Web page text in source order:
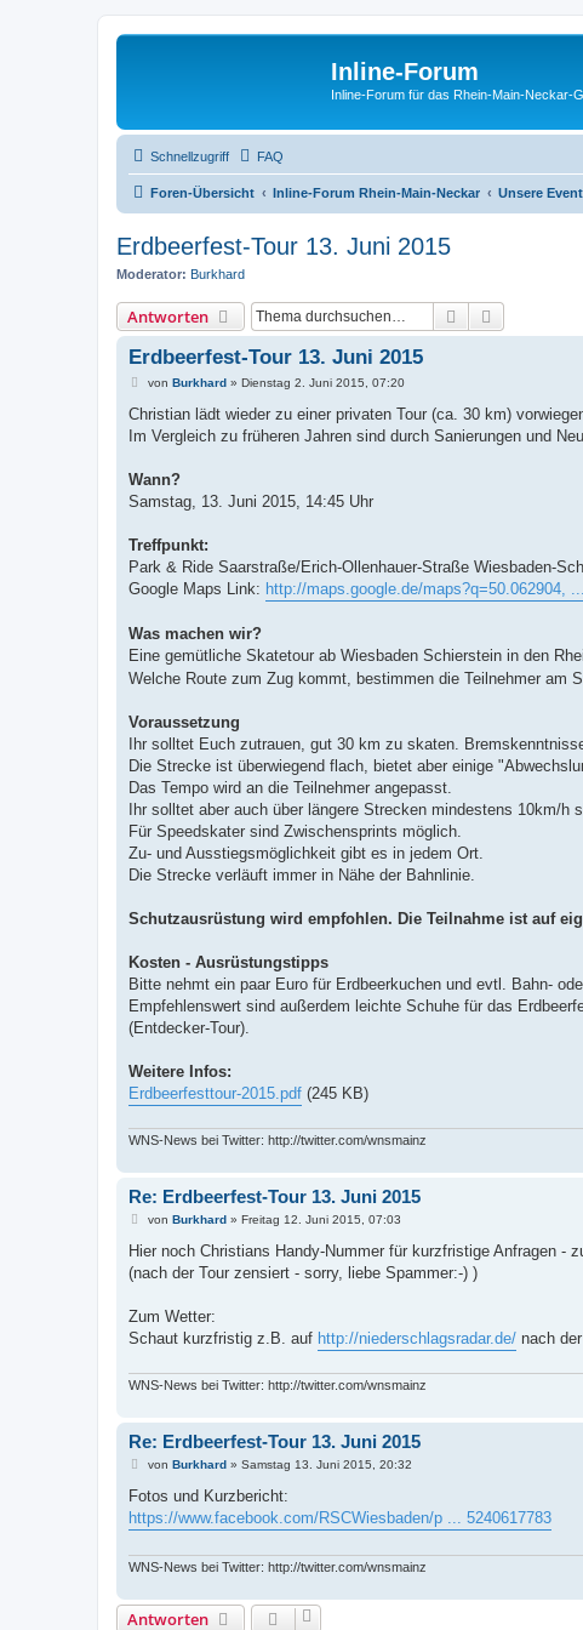
Inline-Forum
Inline-Forum für das Rhein-Main-Neckar-
Schnellzugriff FAQ
Foren-Übersicht Inline-Forum Rhein-Main-Neckar Unsere
Erdbeerfest-Tour 13. Juni 2015
Moderator: Burkhard
Antworten Suche
Erdbeerfest-Tour 13. Juni 2015
B
i
r
von Burkhard» Dienstag 2. Juni 2015, 07:20
Christian lädt wieder zu einer privaten Tour (ca. 30 km)
Im Vergleich zu früheren Jahren sind durch Sanierungen und
Wann?
Samstag, 13. Juni 2015, 14:45 Uhr
Treffpunkt:
Park & Ride Saarstraße/Erich-Ollenhauer-Straße Wiesbaden-
Google Maps Link: http://maps.google.de/maps?q=50.062904,
Was machen wir?
Eine gemütliche Skatetour ab Wiesbaden Schierstein in den
Welche Route zum Zug kommt, bestimmen die Teilnehmer am
Voraussetzung
Ihr solltet Euch zutrauen, gut 30 km zu skaten.
Die Strecke ist überwiegend flach, bietet aber einige
Das Tempo wird an die Teilnehmer angepasst.
Ihr solltet aber auch über längere Strecken mindestens 10km/h
Für Speedskater sind Zwischensprints möglich.
Zu- und Ausstiegsmöglichkeit gibt es in jedem Ort.
Die Strecke verläuft immer in Nähe der Bahnlinie.
Schutzausrüstung wird empfohlen. Die Teilnahme ist auf
Kosten - Ausrüstungstipps
Bitte nehmt ein paar Euro für Erdbeerkuchen und evtl. Bahn-
Empfehlenswert sind außerdem leichte Schuhe für das
(Entdecker-Tour).
Weitere Infos:
Erdbeerfesttour-2015.pdf (245 KB)
WNS-News bei Twitter: http://twitter.com/wnsmainz
Re: Erdbeerfest-Tour 13. Juni 2015
B
i
r
von Burkhard» Freitag 12. Juni 2015, 07:03
Hier noch Christians Handy-Nummer für kurzfristige Anfragen -
(nach der Tour zensiert - sorry, liebe Spammer:-) )
Zum Wetter:
Schaut kurzfristig z.B. auf http://niederschlagsradar.de/ nach
WNS-News bei Twitter: http://twitter.com/wnsmainz
Re: Erdbeerfest-Tour 13. Juni 2015
B
i
r
von Burkhard » Samstag 13. Juni 2015, 20:32
Fotos und Kurzbericht:
https://www.facebook.com/RSCWiesbaden/p ... 5240617783
WNS-News bei Twitter: http://twitter.com/wnsmainz
Antworten